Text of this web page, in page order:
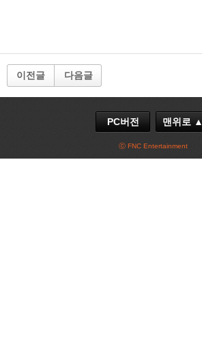
이전글 다음글
PC버전 맨위로 ▲
ⓒ FNC Entertainment